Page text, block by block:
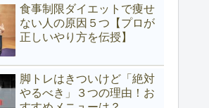
食事制限ダイエットで痩せ
ない人の原因５つ【プロが
正しいやり方を伝授】
脚トレはきついけど「絶対
やるべき」３つの理由！お